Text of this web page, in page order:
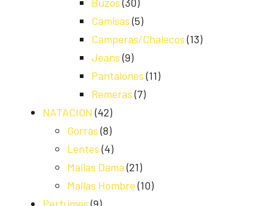
Camisas (5)
Camperas/Chalecos (13)
Jeans (9)
Pantalones (11)
Remeras (7)
NATACION (42)
Gorras (8)
Lentes (4)
Mallas Dama (21)
Mallas Hombre (10)